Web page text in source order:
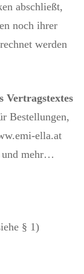
abschließt,
noch ihrer
werden
Vertragstextes
Bestellungen,
ella.at
und mehr…
§ 1)